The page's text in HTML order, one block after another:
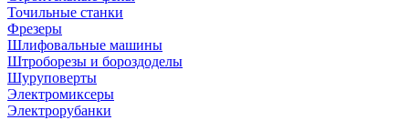
Точильные станки
Фрезеры
Шлифовальные машины
Штроборезы и бороздоделы
Шуруповерты
Электромиксеры
Электрорубанки